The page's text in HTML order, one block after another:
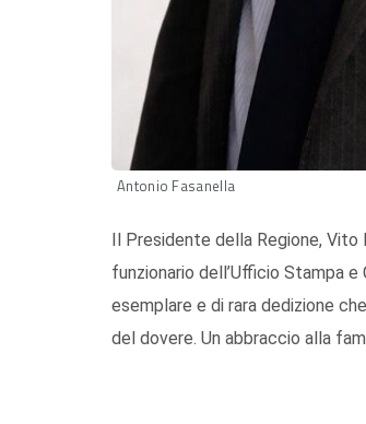
Antonio Fasanella
Il Presidente della Regione, Vito
funzionario dell’Ufficio Stampa
esemplare e di rara dedizione
del dovere. Un abbraccio alla